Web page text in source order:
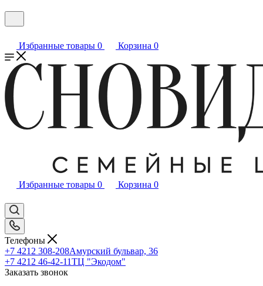
Избранные товары 0 Корзина 0
Избранные товары 0 Корзина 0
Телефоны
+7 4212 308-208Амурский бульвар, 36
+7 4212 46-42-11ТЦ "Экодом"
Заказать звонок